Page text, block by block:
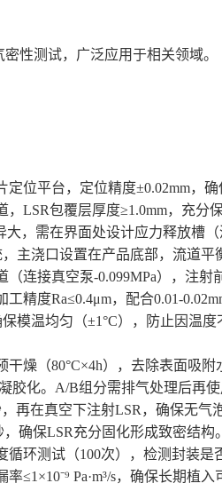
性测试，广泛应用于相关领域。
定位平台，定位精度±0.02mm，
LSR包覆层厚度≥1.0mm，充分
，需在界面处设计应力释放槽（
主浇口设置在产品底部，流道平
（连接真空泵-0.099MPa），注射
工精度Ra≤0.4μm，配合0.01-
模温均匀（±1°C），防止因温度
干燥（80°C×4h），去除表面吸附
胶化。A/B组分需排气处理后再使
再在真空下注射LSR，确保无气泡
确保LSR充分固化形成致密结构。
循环测试（100次），检测封装是
率≤1×10⁻⁹ Pa·m³/s，确保长期植入